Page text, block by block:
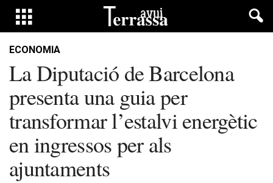
ECONOMIA
La Diputació de Barcelona
presenta una guia per
transformar l’estalvi energètic
en ingressos per als
ajuntaments